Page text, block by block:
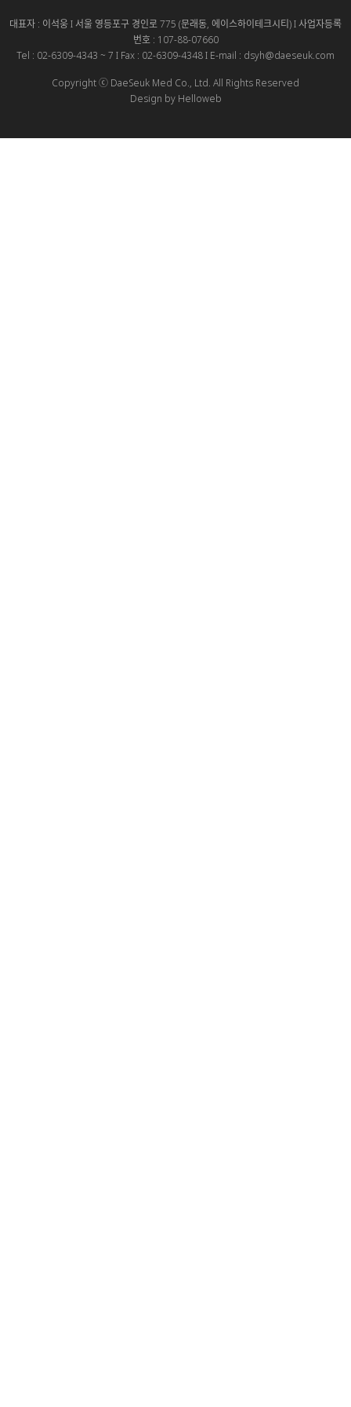
대표자 : 이석웅 I 서울 영등포구 경인로 775 (문래동, 에이스하이테크시티) I 사업자등록
번호 : 107-88-07660
Tel : 02-6309-4343 ~ 7 I Fax : 02-6309-4348 I E-mail : dsyh@daeseuk.com
Copyright ⓒ DaeSeuk Med Co., Ltd. All Rights Reserved
Design by Helloweb